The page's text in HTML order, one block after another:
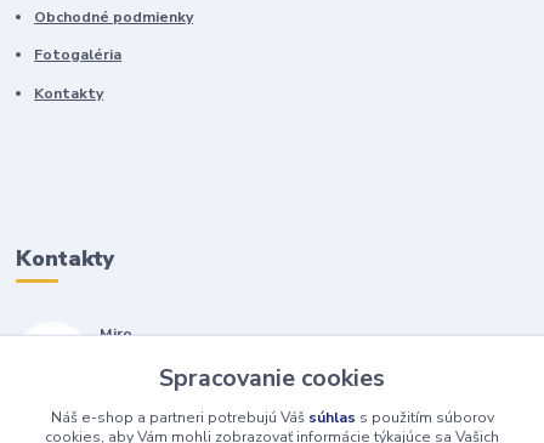
Obchodné podmienky
Fotogaléria
Kontakty
Kontakty
Miro
(Po-Pia, 7-17 hod.)
isopneumatiky@isopneumatiky.sk
Spracovanie cookies
Náš e-shop a partneri potrebujú Váš súhlas s použitím súborov
cookies, aby Vám mohli zobrazovať informácie týkajúce sa Vašich